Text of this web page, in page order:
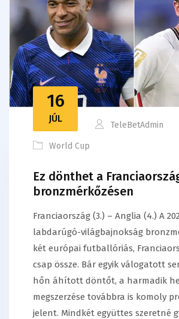
16
JÚL
TeleBetAdmin
World Cup
Ez dönthet a
bronzmérkőzésen
Franciaország (3.) – Anglia (4.) A
labdarúgó-világbajnokság
két európai futballóriás,
csap össze. Bár egyik válogatott
hőn áhított döntőt, a harmadik
megszerzése továbbra is komoly
jelent. Mindkét együttes szeretné